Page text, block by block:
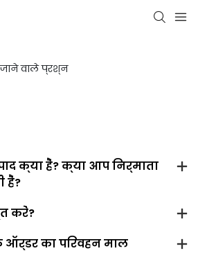
वाले प्रश्न
क्या हैं? क्या आप निर्माता
हैं?
करें?
का परिवहन माल